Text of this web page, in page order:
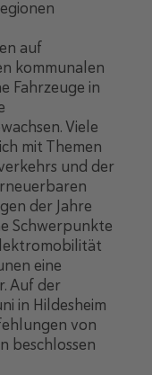
auf
kommunalen
Fahrzeuge in
Viele
mit Themen
und der
der Jahre
Schwerpunkte
eine
Auf der
in Hildesheim
von
beschlossen